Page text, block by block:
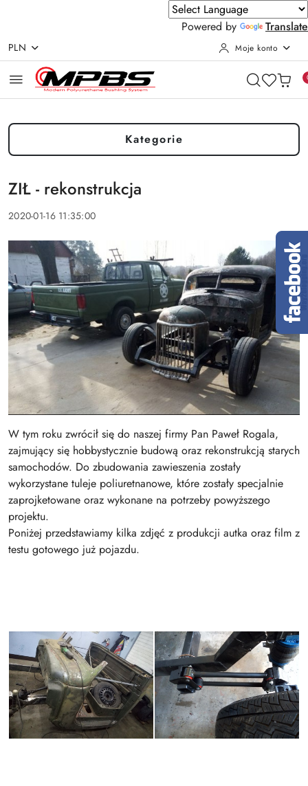
Powered by
Translate
Przejdź do treści głównej
Przejdź do wyszukiwarki
Przejdź do moje konto
Przejdź do menu głównego
Przejdź do stopki
PLN Moje konto
Kategorie
ZIŁ - rekonstrukcja
2020-01-16 11:35:00
W tym roku zwrócił się do naszej firmy Pan Paweł Rogala,
zajmujący się hobbystycznie budową oraz rekonstrukcją starych
samochodów. Do zbudowania zawieszenia zostały
wykorzystane tuleje poliuretnanowe, które zostały specjalnie
zaprojketowane oraz wykonane na potrzeby powyższego
projektu.
Poniżej przedstawiamy kilka zdjęć z produkcji autka oraz film z
testu gotowego już pojazdu.